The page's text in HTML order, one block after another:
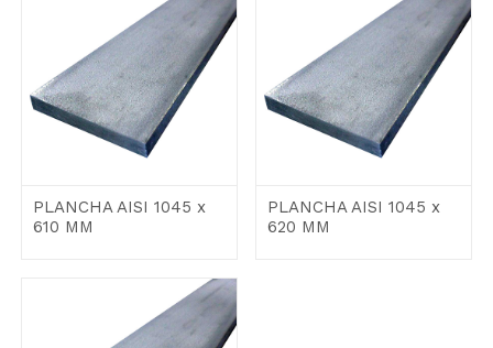
PLANCHA AISI 1045 x
610 MM
PLANCHA AISI 1045 x
620 MM